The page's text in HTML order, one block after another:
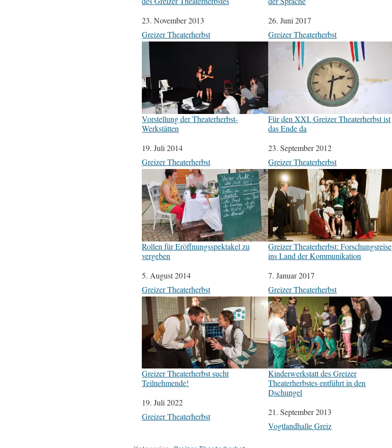
Datum
23. November 2013
In Bezug auf
Greizer Theaterherbst
Datum
26. Juni 2017
In Bezug auf
Greizer Theaterherbst
Vorstellung der Theaterherbst-
Werkstätten
Datum
19. Juli 2014
In Bezug auf
Greizer Theaterherbst
Für den XXI. Greizer Theaterherbst ist
das Ende da
Datum
23. September 2012
In Bezug auf
Greizer Theaterherbst
Rollen für Eröffnungsspektakel zu
vergeben
Datum
5. August 2014
In Bezug auf
Greizer Theaterherbst
Greizer Theaterherbst: Forschungsreise
ins Land der Kommunikation
Datum
7. Januar 2017
In Bezug auf
Greizer Theaterherbst
Greizer Theaterherbst sucht
Teilnehmende!
Datum
19. Juli 2022
In Bezug auf
Greizer Theaterherbst
Kinderwerkstatt des Greizer
Theaterherbstes entführt in den
Dschungel
Datum
21. September 2013
In Bezug auf
Vogtlandhalle Greiz